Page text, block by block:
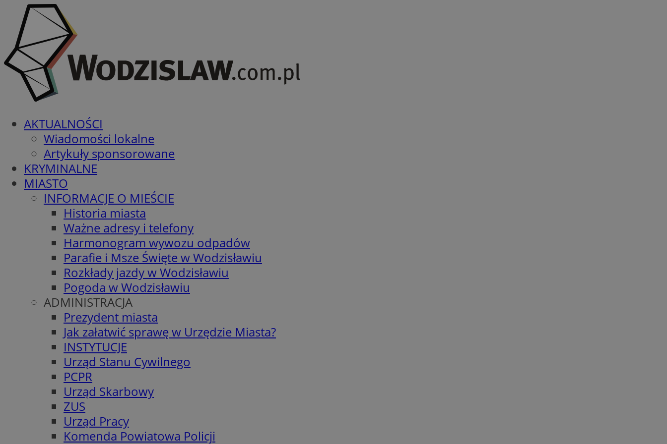
AKTUALNOŚCI
Wiadomości lokalne
Artykuły sponsorowane
KRYMINALNE
MIASTO
INFORMACJE O MIEŚCIE
Historia miasta
Ważne adresy i telefony
Harmonogram wywozu odpadów
Parafie i Msze Święte w Wodzisławiu
Rozkłady jazdy w Wodzisławiu
Pogoda w Wodzisławiu
ADMINISTRACJA
Prezydent miasta
Jak załatwić sprawę w Urzędzie Miasta?
INSTYTUCJE
Urząd Stanu Cywilnego
PCPR
Urząd Skarbowy
ZUS
Urząd Pracy
Komenda Powiatowa Policji